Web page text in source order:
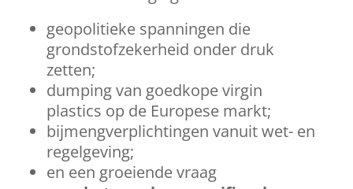
geopolitieke spanningen die
grondstofzekerheid onder druk
zetten;
dumping van goedkope virgin
plastics op de Europese markt;
bijmengverplichtingen vanuit wet- en
regelgeving;
en een groeiende vraag